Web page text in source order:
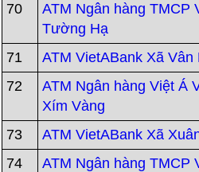
70
ATM Ngân hàng TMCP
Tường Hạ
71 ATM VietABank Xã Vân
72
ATM Ngân hàng Việt Á
Xím Vàng
73 ATM VietABank Xã
74
ATM Ngân hàng TMCP